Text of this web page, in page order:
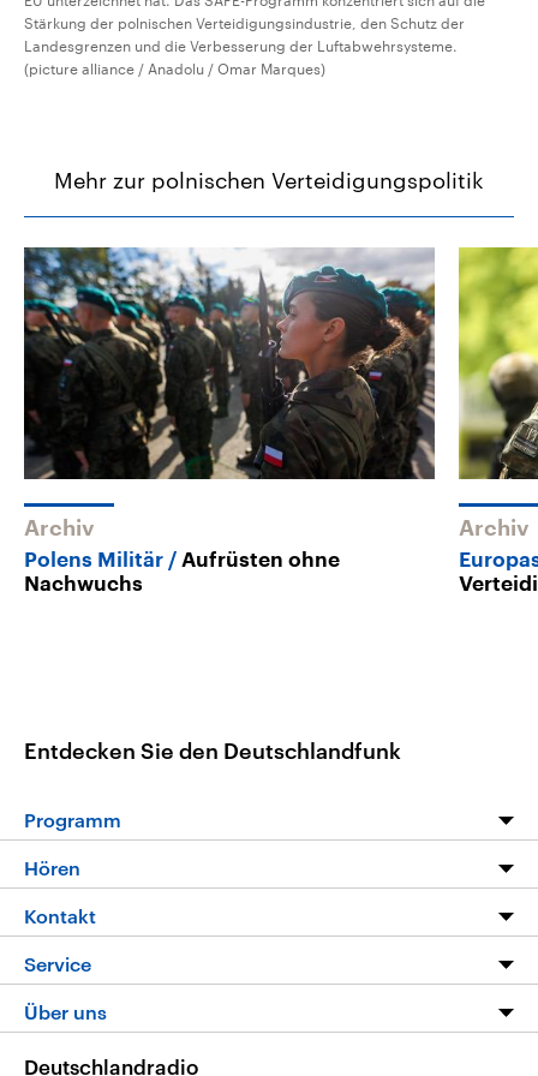
Stärkung der polnischen Verteidigungsindustrie, den Schutz der
Landesgrenzen und die Verbesserung der Luftabwehrsysteme.
(picture alliance / Anadolu / Omar Marques)
Mehr zur polnischen Verteidigungspolitik
Archiv
Polens Militär
Aufrüsten ohne
Nachwuchs
Archiv
Entdecken Sie den Deutschlandfunk
Programm
Programm
Die Nachrichten
Nachrichtenleicht
Neue Beiträge auf dlf.de
Hören
Livestream
Podcasts
Deutschlandfunk App
Nachrichten App
Kontakt
Hörerservice
Service
FAQ
Über uns
Deutschlandradio